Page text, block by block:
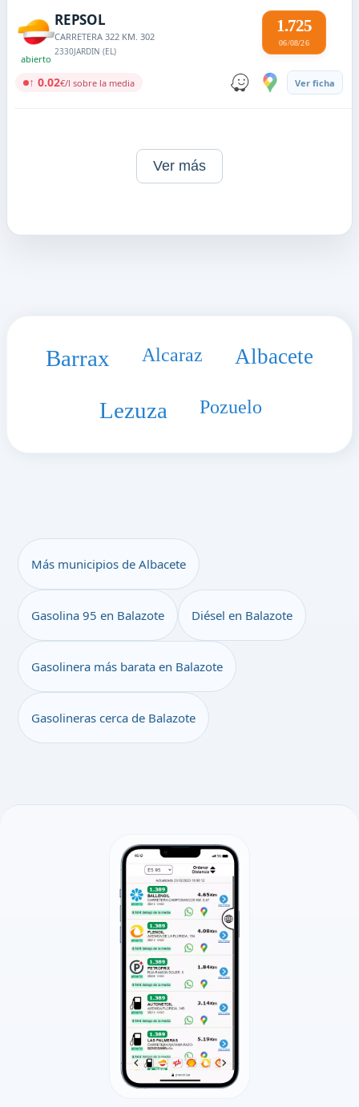
abierto
REPSOL
CARRETERA 322 KM. 302
2330JARDIN (EL)
1.725
06/08/26
↑ 0.02€/l sobre la media Ver ficha
Ver más
Barrax Alcaraz Albacete
Lezuza Pozuelo
Más municipios de Albacete
Gasolina 95 en Balazote Diésel en Balazote
Gasolinera más barata en Balazote
Gasolineras cerca de Balazote